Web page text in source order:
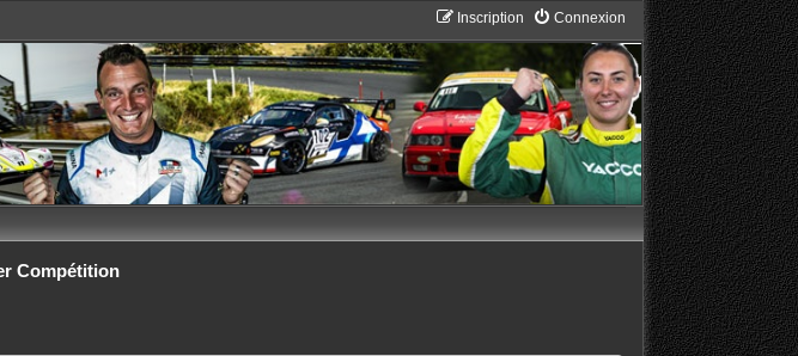
Connexion
Inscription
Compétition